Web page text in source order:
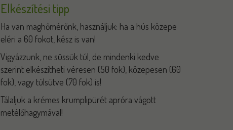
Elkészítési tipp
Ha van maghőmérőnk, használjuk: ha a hús közepe
eléri a 60 fokot, kész is van!
Vigyázzunk, ne süssük túl, de mindenki kedve
szerint elkészítheti véresen (50 fok), közepesen (60
fok), vagy túlsütve (70 fok) is!
Tálaljuk a krémes krumplipürét apróra vágott
metélőhagymával!